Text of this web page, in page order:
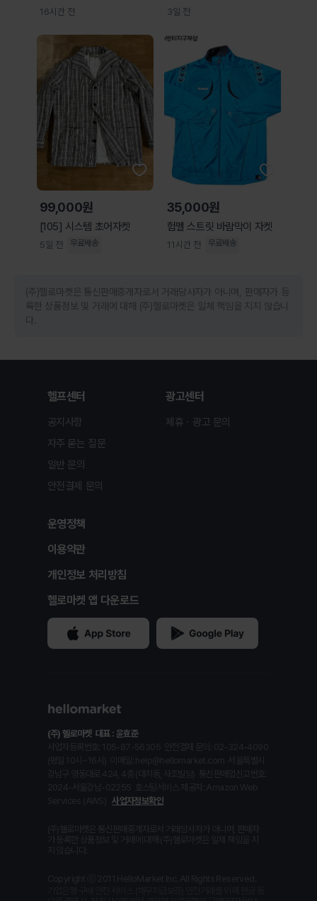
16시간 전 3일 전
99,000원
[105] 시스템 초어자켓
5일 전 무료배송
35,000원
험멜 스트릿 바람막이 자켓
11시간 전 무료배송
(주)헬로마켓은 통신판매중개자로서 거래당사자가 아니며, 판매자가 등
록한 상품정보 및 거래에 대해 (주)헬로마켓은 일체 책임을 지지 않습니
다.
헬프센터
공지사항
자주 묻는 질문
일반 문의
안전결제 문의
광고센터
제휴ㆍ광고 문의
운영정책
이용약관
개인정보 처리방침
헬로마켓 앱 다운로드
(주) 헬로마켓 대표 : 윤효준
사업자정보확인